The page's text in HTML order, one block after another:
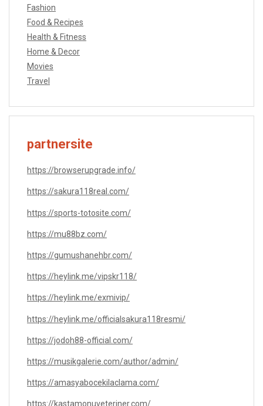
Fashion
Food & Recipes
Health & Fitness
Home & Decor
Movies
Travel
partnersite
https://browserupgrade.info/
https://sakura118real.com/
https://sports-totosite.com/
https://mu88bz.com/
https://gumushanehbr.com/
https://heylink.me/vipskr118/
https://heylink.me/exmivip/
https://heylink.me/officialsakura118resmi/
https://jodoh88-official.com/
https://musikgalerie.com/author/admin/
https://amasyabocekilaclama.com/
https://kastamonuveteriner.com/